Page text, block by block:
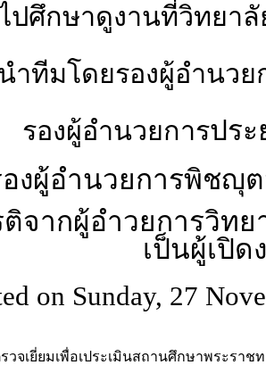
ปศึกษาดูงานที่วิทยาลั
ำทีมโดยรองผู้อำนว
รองผู้อำนวยการปร
งผู้อำนวยการพิชญุต
ติจากผู้อำวยการวิท
เป็นผู้เปิด
on Sunday, 27
วจเยี่ยมเพื่อเประเมินสถานศึกษาพระราช